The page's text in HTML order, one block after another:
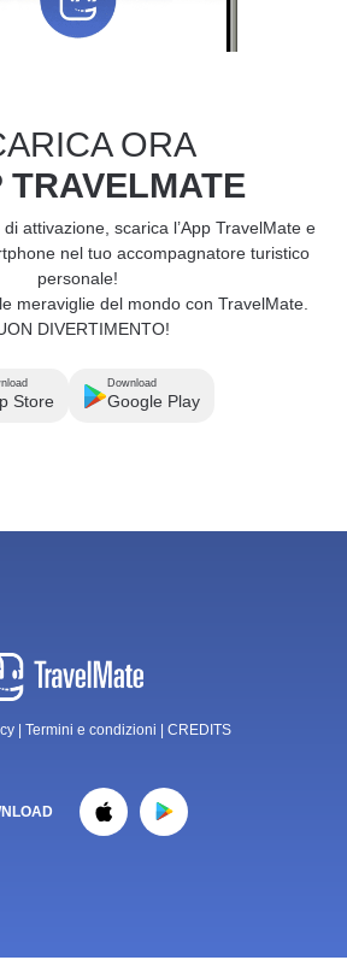
ORA
TRAVELMATE
attivazione, scarica l’App TravelMate e
nel tuo accompagnatore turistico
personale!
meraviglie del mondo con TravelMate.
DIVERTIMENTO!
Store
Download
Google Play
| Termini e condizioni CREDITS